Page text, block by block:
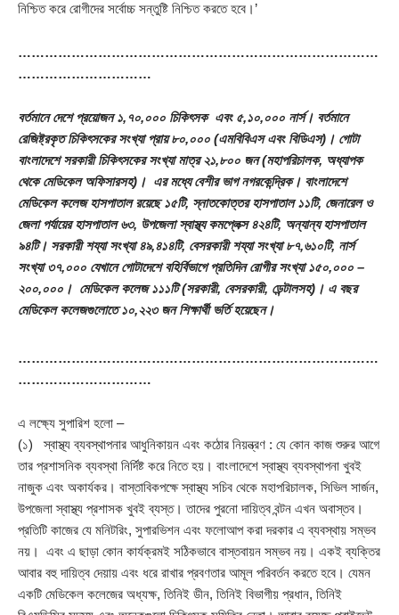
নিশ্চিত করে রোগীদের সর্বোচ্চ সন্তুষ্টি নিশ্চিত করতে হবে।’
………………………………………………………………………
…………………………
বর্তমানে দেশে প্রয়োজন ১,৭০,০০০ চিকিৎসক এবং ৫,১০,০০০ নার্স। বর্তমানে
রেজিষ্ট্রকৃত চিকিৎসকের সংখ্যা প্রায় ৮০,০০০ (এমবিবিএস এবং বিডিএস)। গোটা
বাংলাদেশে সরকারী চিকিৎসকের সংখ্যা মাত্র ২১,৮০০ জন (মহাপরিচালক, অধ্যাপক
থেকে মেডিকেল অফিসারসহ)। এর মধ্যে বেশীর ভাগ নগরকেন্দ্রিক। বাংলাদেশে
মেডিকেল কলেজ হাসপাতাল রয়েছে ১৫টি, স্নাতকোত্তর হাসপাতাল ১১টি, জেনারেল ও
জেলা পর্যায়ের হাসপাতাল ৬৩, উপজেলা স্বাস্থ্য কমপ্লেক্স ৪২৪টি, অন্যান্য হাসপাতাল
৯৪টি। সরকারী শয্যা সংখ্যা ৪৯,৪১৪টি, বেসরকারী শয্যা সংখ্যা ৮৭,৬১০টি, নার্স
সংখ্যা ৩৭,০০০ যেখানে গোটাদেশে বহির্বিভাগে প্রতিদিন রোগীর সংখ্যা ১৫০,০০০ –
২০০,০০০। মেডিকেল কলেজ ১১১টি (সরকারী, বেসরকারী, ডেন্টালসহ)। এ বছর
মেডিকেল কলেজগুলোতে ১০,২২৩ জন শিক্ষার্থী ভর্তি হয়েছেন।
………………………………………………………………………
…………………………
এ লক্ষ্যে সুপারিশ হলো –
(১) স্বাস্থ্য ব্যবস্থাপনার আধুনিকায়ন এবং কঠোর নিয়ন্ত্রণ : যে কোন কাজ শুরুর আগে
তার প্রশাসনিক ব্যবস্থা নির্দিষ্ট করে নিতে হয়। বাংলাদেশে স্বাস্থ্য ব্যবস্থাপনা খুবই
নাজুক এবং অকার্যকর। বাস্তাবিকপক্ষে স্বাস্থ্য সচিব থেকে মহাপরিচালক, সিভিল সার্জন,
উপজেলা স্বাস্থ্য প্রশাসক খুবই ব্যস্ত। তাদের পুরনো দায়িত্ব বন্টন এখন অবাস্তব।
প্রতিটি কাজের যে মনিটরিং, সুপারভিশন এবং ফলোআপ করা দরকার এ ব্যবস্থায় সম্ভব
নয়। এবং এ ছাড়া কোন কার্যক্রমই সঠিকভাবে বাস্তবায়ন সম্ভব নয়। একই ব্যক্তির
আবার বহু দায়িত্ব দেয়ায় এবং ধরে রাখার প্রবণতার আমূল পরিবর্তন করতে হবে। যেমন
একটি মেডিকেল কলেজের অধ্যক্ষ, তিনিই ডীন, তিনিই বিভাগীয় প্রধান, তিনিই